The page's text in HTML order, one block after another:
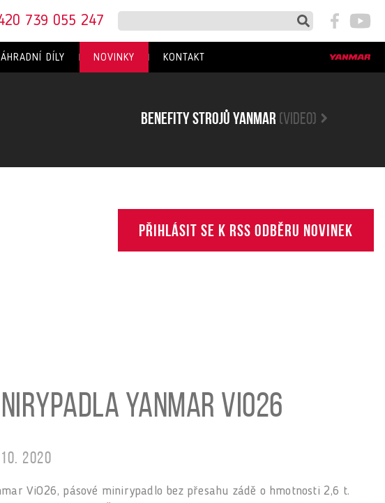
739 055 247
DÍLY NOVINKY KONTAKT
Benefity strojů yanmar (video)
Přihlásit se k RSS odběru novinek
Yanmar ViO26
2020
ViO26, pásové minirypadlo bez přesahu zádě o hmotnosti 2,6 t.